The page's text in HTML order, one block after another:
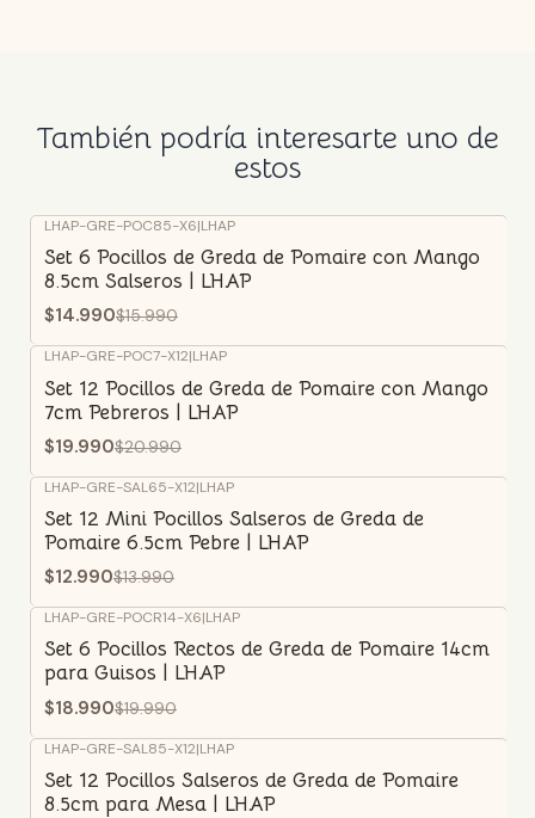
También podría interesarte uno de
estos
-6% OFF
Agotado
LHAP-GRE-POC85-X6|LHAP
Set 6 Pocillos de Greda de Pomaire con Mango
8.5cm Salseros | LHAP
$14.990$15.990
-5%OFF
Agotado
LHAP-GRE-POC7-X12|LHAP
Set 12 Pocillos de Greda de Pomaire con Mango
7cm Pebreros | LHAP
$19.990$20.990
-7%OFF
LHAP-GRE-SAL65-X12|LHAP
Set 12 Mini Pocillos Salseros de Greda de
Pomaire 6.5cm Pebre | LHAP
$12.990$13.990
-5% OFF
LHAP-GRE-POCR14-X6|LHAP
Set 6 Pocillos Rectos de Greda de Pomaire 14cm
para Guisos | LHAP
$18.990$19.990
-7%OFF
LHAP-GRE-SAL85-X12|LHAP
Set 12 Pocillos Salseros de Greda de Pomaire
8.5cm para Mesa | LHAP